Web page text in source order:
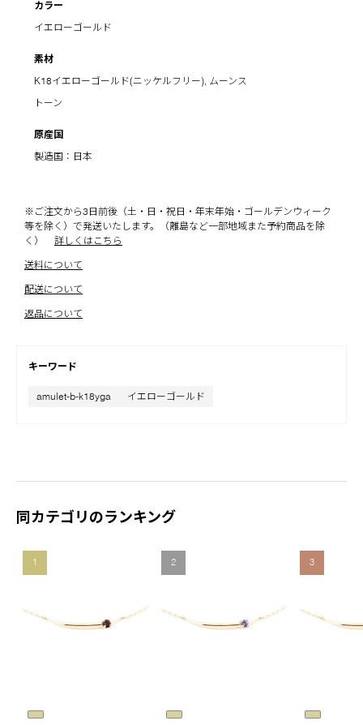
カラー
イエローゴールド
素材
K18イエローゴールド(ニッケルフリー), ムーンス
トーン
原産国
製造国：日本
※ご注文から3日前後（土・日・祝日・年末年始・ゴールデンウィーク
等を除く）で発送いたします。（離島など一部地域また予約商品を除
く）
詳しくはこちら
送料について
配送について
返品について
キーワード
amulet-b-k18yga イエローゴールド
同カテゴリのランキング
1 2 3